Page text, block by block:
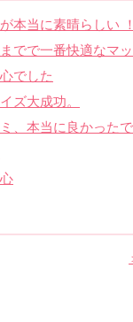
本当に素晴らしい ！
でで一番快適なマ
でした
ズ大成功。
、本当に良かったで